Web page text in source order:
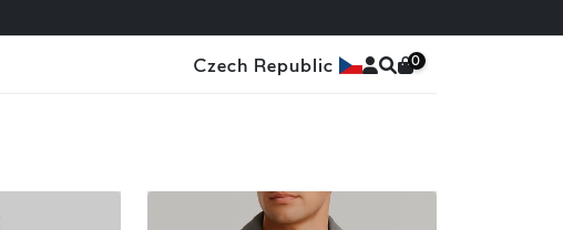
Czech Republic 0